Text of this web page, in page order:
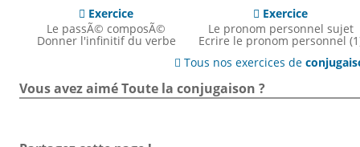
 Exercice
Le passÃ© composÃ©
Donner l'infinitif du verbe
 Exercice
Le pronom personnel sujet
Ecrire le pronom personnel
 Tous nos exercices de
Vous avez aimé Toute la conjugaison ?